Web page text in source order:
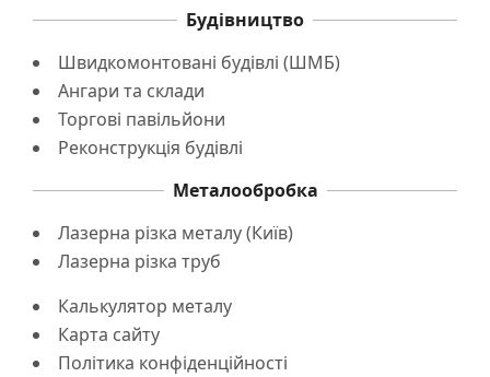
Будівництво
Швидкомонтовані будівлі (ШМБ)
Ангари та склади
Торгові павільйони
Реконструкція будівлі
Металообробка
Лазерна різка металу (Київ)
Лазерна різка труб
Калькулятор металу
Карта сайту
Політика конфіденційності